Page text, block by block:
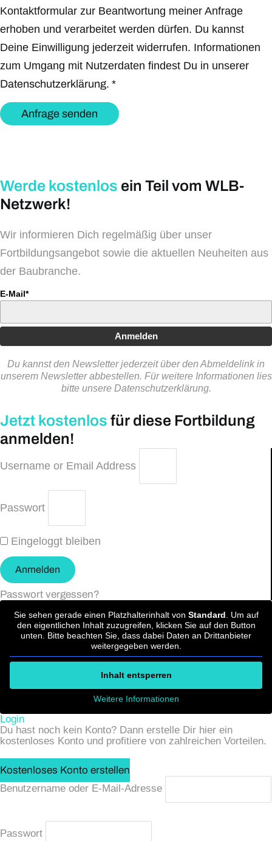
Kontaktformular zur Beantwortung meiner Anfrage
erhoben und verarbeitet werden dürfen. Du kannst
Deine Einwilligung jederzeit widerrufen. Informationen
zum Umgang mit Nutzerdaten findest Du in unserer
Datenschutzerklärung. *
Anfrage senden
Werde kostenlos ein Teil vom WLB-
Netzwerk!
Wir informieren Dich regelmäßig über unser
Fortbildungsangebot sowie die aktuellen Neuheiten aus
der Baubranche.
E-Mail*
Anmelden
Du kannst den Newsletter jederzeit über den Abmeldelink in
unserem Newsletter abbestellen. Für weitere Informationen lies
bitte unsere Datenschutzerklärung.
Jetzt kostenlos für diese Fortbildung
anmelden!
Username or Email Address
Passwort
Eingeloggt bleiben
Anmelden
Passwort vergessen?
Sie sehen gerade einen Platzhalterinhalt von Standard . Um auf
den eigentlichen Inhalt zuzugreifen, klicken Sie auf den Button
unten. Bitte beachten Sie, dass dabei Daten an Drittanbieter
weitergegeben werden.
Inhalt entsperren
Weitere Informationen
Login
Du hast noch kein Konto? Dann erstelle Dir hier ein
kostenloses Konto und profitiere von zahlreichen Vorteilen.
Kostenloses Konto erstellen
Benutzername oder E-Mail-Adresse
Passwort